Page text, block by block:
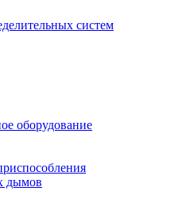
систем
оборудование
дымов